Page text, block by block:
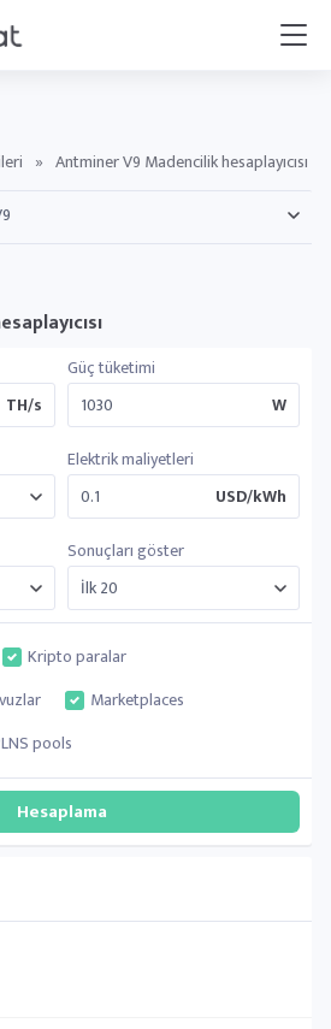
» Antminer V9 Madencilik hesaplayıcısı
TH/s
Güç tüketimi
W
Elektrik maliyetleri
USD/kWh
Sonuçları göster
Kripto paralar
Marketplaces
pools